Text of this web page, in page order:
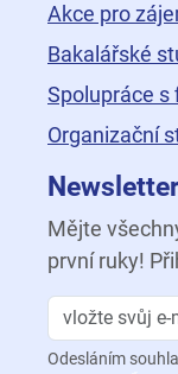
Akce pro
Bakalářské
Spolupráce s
Organizační
Mějte
první ruky!
Odesláním